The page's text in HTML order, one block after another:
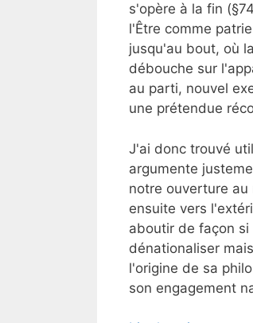
s'opère à la fin
l'Être comme
jusqu'au bout, où
débouche sur
au parti, nouvel
une prétendue
J'ai donc trouvé
argumente
notre ouverture
ensuite vers
aboutir de façon
dénationaliser
l'origine de sa
son engagement